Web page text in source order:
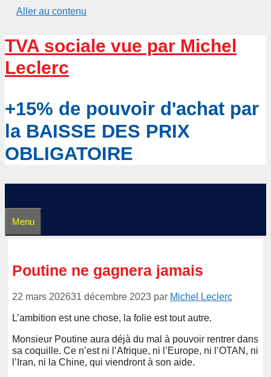
Aller au contenu
TVA sociale vue par Michel
Leclerc
+15% de pouvoir d'achat par
la BAISSE DES PRIX
OBLIGATOIRE
Menu
Poutine ne gagnera jamais
22 mars 202631 décembre 2023 par Michel Leclerc
L’ambition est une chose, la folie est tout autre.
Monsieur Poutine aura déjà du mal à pouvoir rentrer dans
sa coquille. Ce n’est ni l’Afrique, ni l’Europe, ni l’OTAN, ni
l’Iran, ni la Chine, qui viendront à son aide.